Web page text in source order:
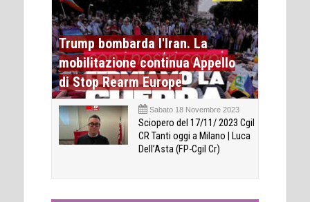
Trump bombarda l'Iran. La
mobilitazione continua Appello
di Stop Rearm Europe
Sabato 18 Novembre 2023
Sciopero del 17/11/ 2023 Cgil
CR Tanti oggi a Milano | Luca
Dell’Asta (FP-Cgil Cr)